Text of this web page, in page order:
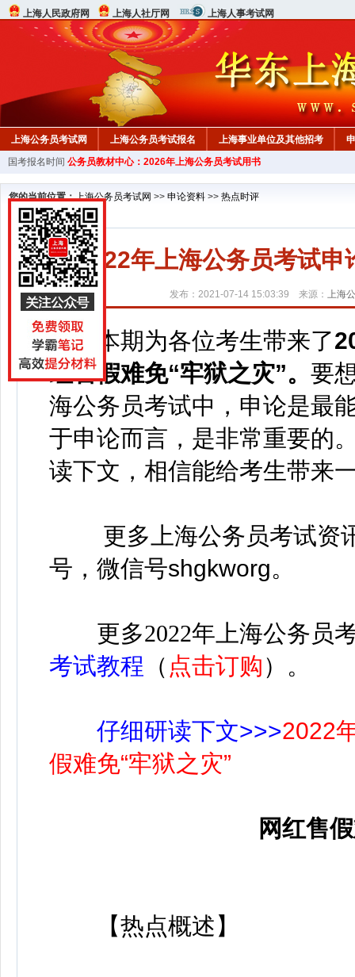
上海人民政府网 上海人社厅网 上海人事考试网
上海公务员考试网 上海公务员考试报名 上海事业单位及其他招考
行测真题 在线咨询 教材中心
国考报名时间 公务员教材中心：2026年上海公务员考试用书
您的当前位置：上海公务员考试网 >> 申论资料 >> 热点时评
2022年上海公务员考试申
发布：2021-07-14 15:03:39 来源： 上海
本期为各位考生带来了
红售假难免“牢狱之灾”。 要
海公务员考试中，申论是最
于申论而言，是非常重要的
读下文，相信能给考生带来
更多 上海公务员考试
号，微信号shgkworg。
更多2022年上海公务员
考试教程 （ 点击订购）。
仔细研读下文>>>2022
假难免“牢狱之灾”
网红售
【热点概述】